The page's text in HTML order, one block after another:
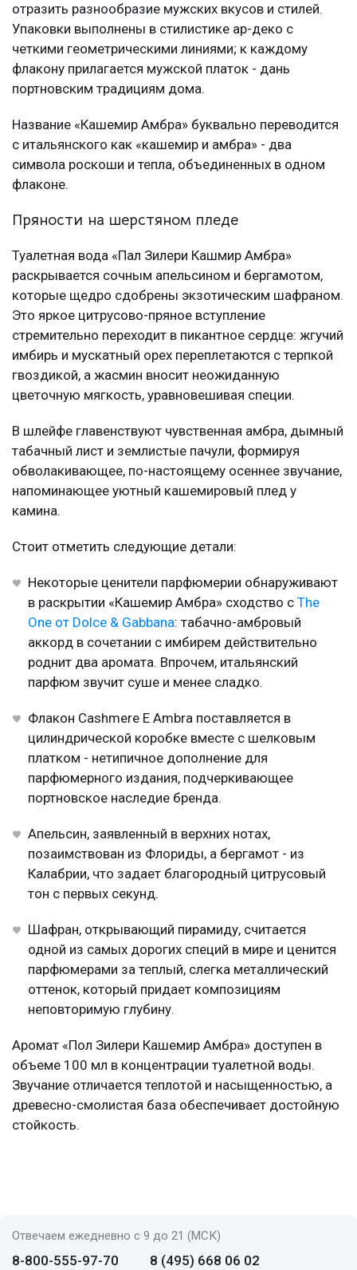
отразить разнообразие мужских вкусов и стилей.
Упаковки выполнены в стилистике ар-деко с
четкими геометрическими линиями; к каждому
флакону прилагается мужской платок - дань
портновским традициям дома.
Название «Кашемир Амбра» буквально переводится
с итальянского как «кашемир и амбра» - два
символа роскоши и тепла, объединенных в одном
флаконе.
Пряности на шерстяном пледе
Туалетная вода «Пал Зилери Кашмир Амбра»
раскрывается сочным апельсином и бергамотом,
которые щедро сдобрены экзотическим шафраном.
Это яркое цитрусово-пряное вступление
стремительно переходит в пикантное сердце: жгучий
имбирь и мускатный орех переплетаются с терпкой
гвоздикой, а жасмин вносит неожиданную
цветочную мягкость, уравновешивая специи.
В шлейфе главенствуют чувственная амбра, дымный
табачный лист и землистые пачули, формируя
обволакивающее, по-настоящему осеннее звучание,
напоминающее уютный кашемировый плед у
камина.
Стоит отметить следующие детали:
Некоторые ценители парфюмерии обнаруживают
в раскрытии «Кашемир Амбра» сходство с The
One от Dolce & Gabbana: табачно-амбровый
аккорд в сочетании с имбирем действительно
роднит два аромата. Впрочем, итальянский
парфюм звучит суше и менее сладко.
Флакон Cashmere E Ambra поставляется в
цилиндрической коробке вместе с шелковым
платком - нетипичное дополнение для
парфюмерного издания, подчеркивающее
портновское наследие бренда.
Апельсин, заявленный в верхних нотах,
позаимствован из Флориды, а бергамот - из
Калабрии, что задает благородный цитрусовый
тон с первых секунд.
Шафран, открывающий пирамиду, считается
одной из самых дорогих специй в мире и ценится
парфюмерами за теплый, слегка металлический
оттенок, который придает композициям
неповторимую глубину.
Аромат «Пол Зилери Кашемир Амбра» доступен в
объеме 100 мл в концентрации туалетной воды.
Звучание отличается теплотой и насыщенностью, а
древесно-смолистая база обеспечивает достойную
стойкость.
Отвечаем ежедневно с 9 до 21 (МСК)
8-800-555-97-70 8 (495) 668 06 02